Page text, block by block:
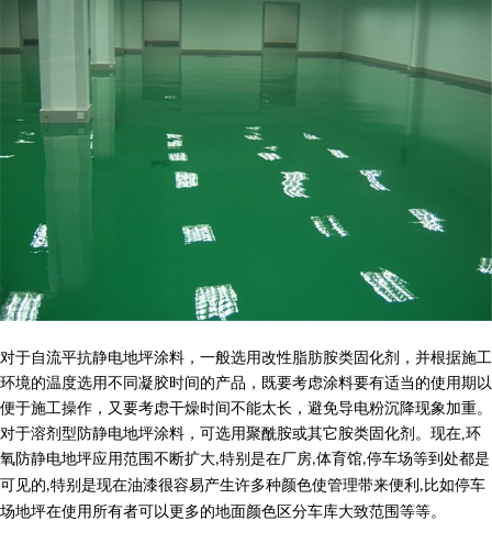
对于自流平抗静电地坪涂料，一般选用改性脂肪胺类固化剂，并根据施工
环境的温度选用不同凝胶时间的产品，既要考虑涂料要有适当的使用期以
便于施工操作，又要考虑干燥时间不能太长，避免导电粉沉降现象加重。
对于溶剂型防静电地坪涂料，可选用聚酰胺或其它胺类固化剂。现在,环
氧防静电地坪应用范围不断扩大,特别是在厂房,体育馆,停车场等到处都是
可见的,特别是现在油漆很容易产生许多种颜色使管理带来便利 , 比如停车
场地坪在使用所有者可以更多的地面颜色区分车库大致范围等等。